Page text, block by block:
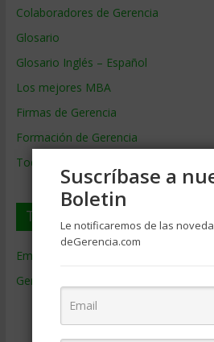
Colaboradores de Gerencia
Glosario
Glosario Inglés – Español
Los mejores MBA
Firmas de Gerencia
Formación de Gerencia
Todos los Temas
Temas de Gerencia
Empresas de Gerencia
Gerencia
Ciencias Económicas
Contabilidad(466)
Suscríbase a
Boletin
Le notificaremos de las
deGerencia.com